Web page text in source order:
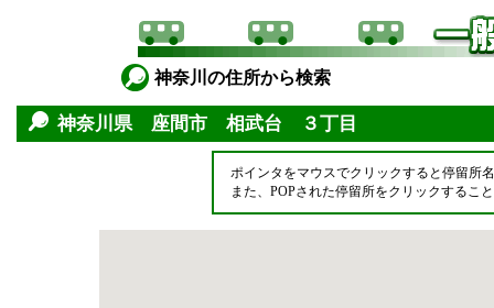
神奈川の住所から検索
神奈川県 座間市 相武台 ３丁目
ポインタをマウスでクリックすると停留所
また、POPされた停留所をクリックするこ